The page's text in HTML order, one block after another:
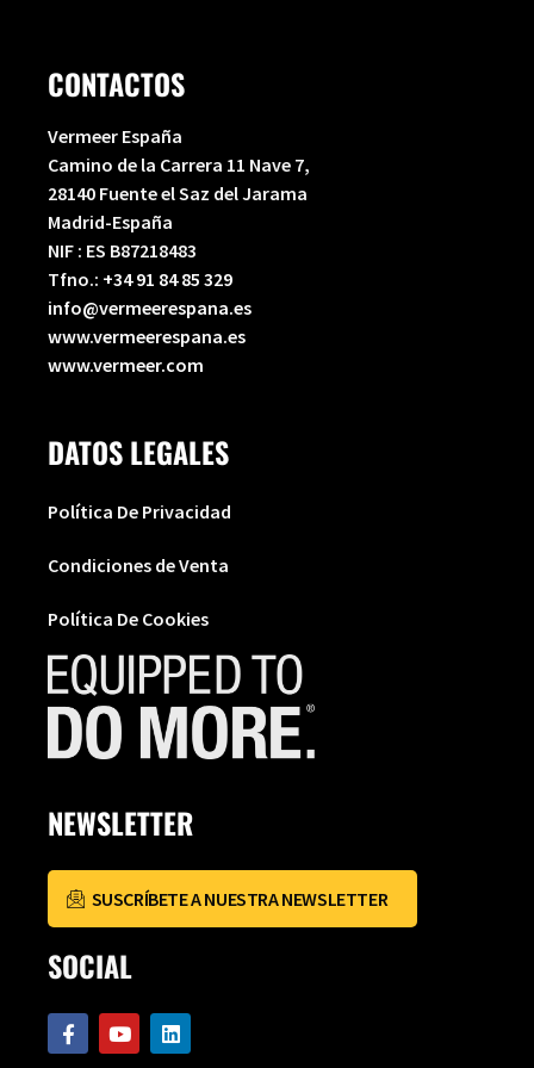
CONTACTOS
Vermeer España
Camino de la Carrera 11 Nave 7,
28140 Fuente el Saz del Jarama
Madrid-España
NIF : ES B87218483
Tfno.: +34 91 84 85 329
info@vermeerespana.es
www.vermeerespana.es
www.vermeer.com
DATOS LEGALES
Política De Privacidad
Condiciones de Venta
Política De Cookies
NEWSLETTER
SUSCRÍBETE A NUESTRA NEWSLETTER
SOCIAL
F
a
Y
o
L
i